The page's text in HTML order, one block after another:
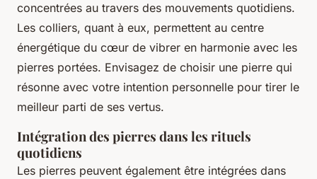
concentrées au travers des mouvements quotidiens.
Les colliers, quant à eux, permettent au centre
énergétique du cœur de vibrer en harmonie avec les
pierres portées. Envisagez de choisir une pierre qui
résonne avec votre intention personnelle pour tirer le
meilleur parti de ses vertus.
Intégration des pierres dans les rituels
quotidiens
Les pierres peuvent également être intégrées dans